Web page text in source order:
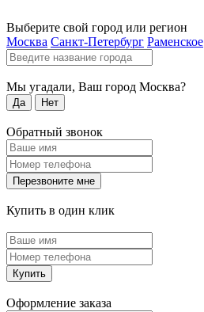
Выберите свой город или регион
Москва Санкт-Петербург Раменское
Мы угадали, Ваш город Москва?
Да Нет
Обратный звонок
Перезвоните мне
Купить в один клик
Купить
Оформление заказа